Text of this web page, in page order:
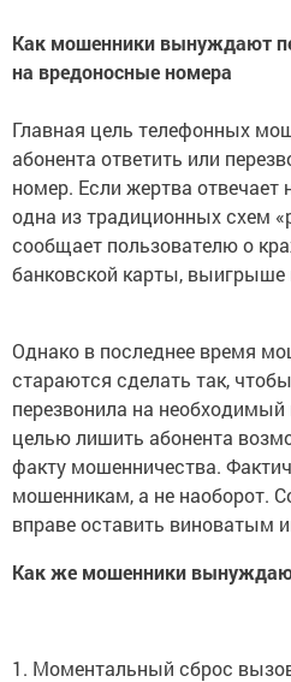
Как мошенники вынуждают
на вредоносные номера
Главная цель телефонных
абонента ответить или
номер. Если жертва отвечает
одна из традиционных схем
сообщает пользователю о
банковской карты, выигрыше
Однако в последнее время
стараются сделать так,
перезвонила на
целью лишить абонента
факту мошенничества.
мошенникам, а не наоборот.
вправе оставить виноватым
Как же мошенники
1. Моментальный сброс